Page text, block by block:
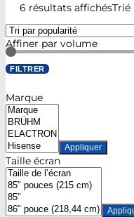
6 résultats affichésTrié
Affiner par volume
FILTRER
Marque
Appliquer
Taille écran